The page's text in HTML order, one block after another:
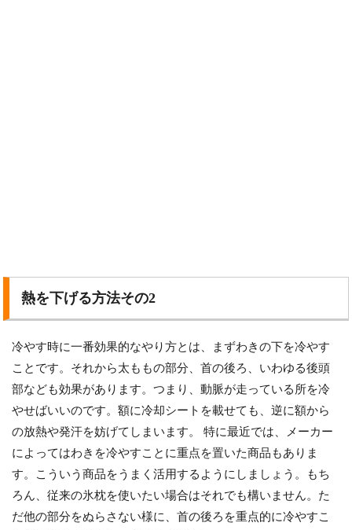
熱を下げる方法その2
冷やす時に一番効果的なやり方とは、まずわきの下を冷やす
ことです。それから太ももの部分、首の後ろ、いわゆる後頭
部なども効果があります。つまり、動脈が走っている所を冷
やせばいいのです。額に冷却シートを載せても、逆に額から
の放熱や発汗を妨げてしまいます。 特に最近では、メーカー
によってはわきを冷やすことに重点を置いた商品もありま
す。こういう商品をうまく活用するようにしましょう。もち
ろん、従来の氷枕を使いたい場合はそれでも構いません。た
だ他の部分をぬらさない様に、首の後ろを重点的に冷やすこ